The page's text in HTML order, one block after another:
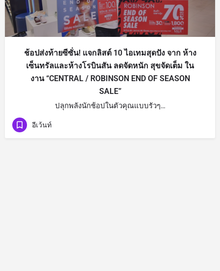
ช้อปส่งท้ายซีซั่น! แจกลิสต์ 10 ไอเทมสุดปัง จาก ห้าง
เซ็นทรัลและห้างโรบินสัน ลดจัดหนัก สุขจัดเต็ม ใน
งาน “CENTRAL / ROBINSON END OF SEASON
SALE”
ปลุกพลังนักช้อปในตัวคุณแบบรัวๆ…
อีเว้นท์